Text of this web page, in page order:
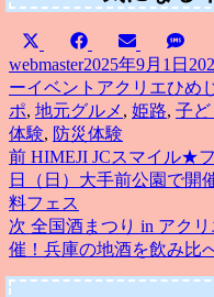
Share
on
(Twitter)
Share
on
FacebookShare
on
EmailShare
on
投
稿
者
webmaster投
稿
日:
2025年9月1日
ーイベント タ
グ
アクリエひめ
ポ, 地元グルメ , 姫路, 子ど
体験, 防災体験
投
稿
ナ
ビ
前 前
の
投
稿:
HIMEJI JCスマイル★
日（日）大手前公園で開
料フェス
次 次
の
全国酒まつり in アク
催！兵庫の地酒を飲み比